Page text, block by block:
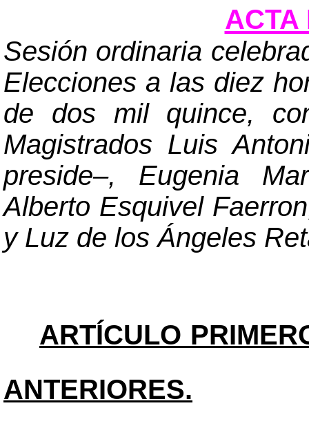
ACTA
Sesión ordinaria
Elecciones a las diez
de dos mil quince,
Magistrados Luis
preside–, Eugenia
Alberto Esquivel
y Luz de los Ángeles
ARTÍCULO
ANTERIORES.